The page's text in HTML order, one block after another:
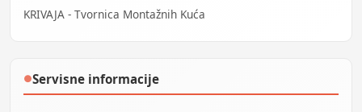
KRIVAJA - Tvornica Montažnih Kuća
●Servisne informacije